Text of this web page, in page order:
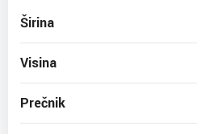
Širina
Visina
Prečnik